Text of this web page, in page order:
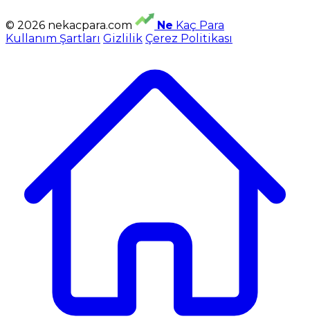
© 2026 nekacpara.com Ne Kaç Para
Kullanım Şartları Gizlilik Çerez Politikası